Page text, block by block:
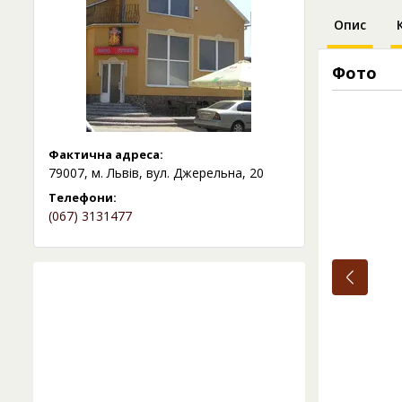
Фактична адреса:
79007, м. Львів, вул. Джерельна, 20
Телефони:
(067) 3131477
Опис
Фото